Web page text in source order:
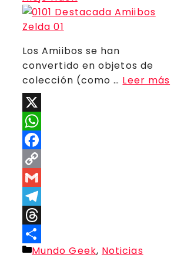
Los Amiibos se han
convertido en objetos de
colección (como … Leer más
X
WhatsApp
Facebook
Copy
Link
Gmail
Telegram
Threads
Compartir
Categorías
Mundo Geek, Noticias